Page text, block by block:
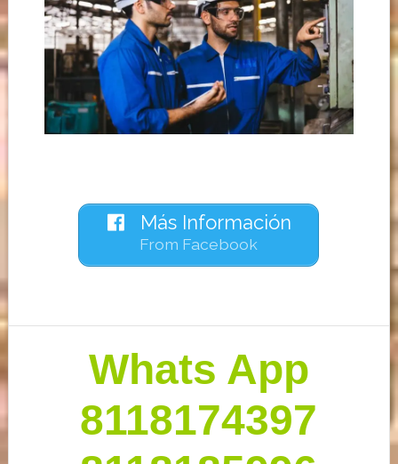
Más Información
From Facebook
Barra
lateral
primaria
Whats App
8118174397